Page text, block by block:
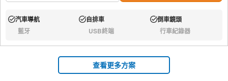
有:汽車導航 有:自排車 有:倒車鏡頭
藍牙 USB終端 行車紀錄器
查看更多方案